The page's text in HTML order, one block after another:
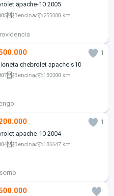
apache-10 2005
Bencina 255000 km
1
chebrolet apache s10
Bencina 180000 km
1
apache-10 2004
Bencina 186647 km